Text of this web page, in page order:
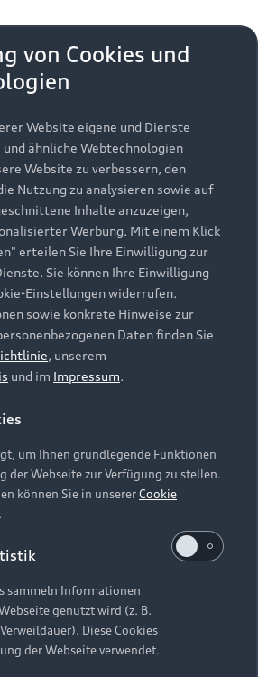
Zurück nach oben
Hinweisgebersystem
Cookie-Einstellungen
Barrierefreiheit
Darstellung und Anordnung der
bei allen Abbildungen auf dieser
von Cookies und
Website eigene und Dienste
ähnliche Webtechnologien
Website zu verbessern, den
Nutzung zu analysieren sowie auf
Inhalte anzuzeigen,
Werbung. Mit einem Klick
erteilen Sie Ihre Einwilligung zur
Sie können Ihre Einwilligung
Einstellungen widerrufen.
sowie konkrete Hinweise zur
Daten finden Sie
, unserem
und im Impressum.
um Ihnen grundlegende Funktionen
der Webseite zur Verfügung zu stellen.
können Sie in unsererCookie
sammeln Informationen
genutzt wird (z. B.
Diese Cookies
der Webseite verwendet.